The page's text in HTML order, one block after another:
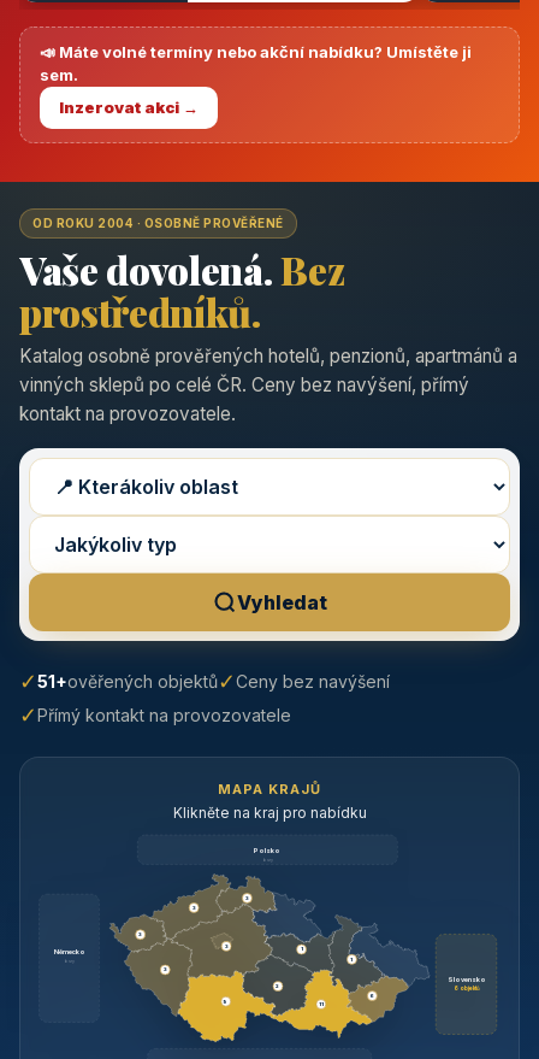
📣 Máte volné termíny nebo akční nabídku? Umístěte ji
sem.
Inzerovat akci →
OD ROKU 2004 · OSOBNĚ PROVĚŘENÉ
Vaše dovolená.Bez
prostředníků.
Katalog osobně prověřených hotelů, penzionů, apartmánů a
vinných sklepů po celé ČR. Ceny bez navýšení, přímý
kontakt na provozovatele.
Vyhledat
✓51+ověřených objektů✓Ceny bez navýšení
✓Přímý kontakt na provozovatele
MAPA KRAJŮ
Klikněte na kraj pro nabídku
Polsko
brzy
Německo
brzy
Slovensko
6 objektů
3
9
3
3
3
3
1
2
11
1
6